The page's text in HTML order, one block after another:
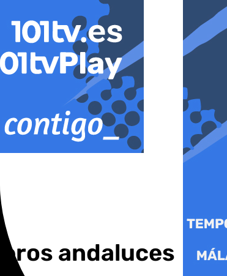
andaluces